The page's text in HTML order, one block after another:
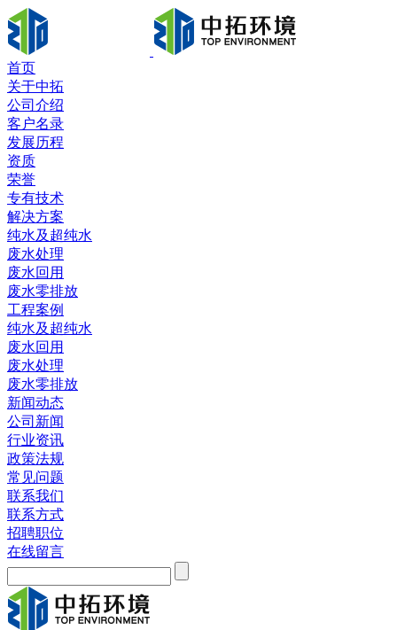
首页
关于中拓
公司介绍
客户名录
发展历程
资质
荣誉
专有技术
解决方案
纯水及超纯水
废水处理
废水回用
废水零排放
工程案例
纯水及超纯水
废水回用
废水处理
废水零排放
新闻动态
公司新闻
行业资讯
政策法规
常见问题
联系我们
联系方式
招聘职位
在线留言